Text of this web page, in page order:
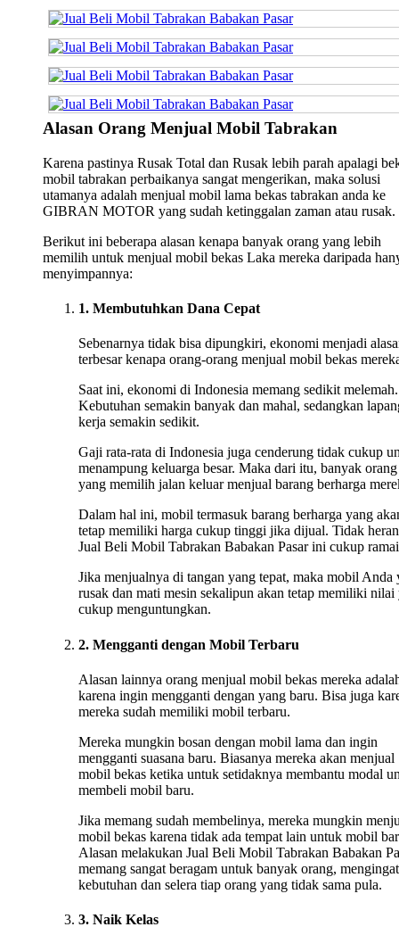
Alasan Orang Menjual Mobil Tabrakan
Karena pastinya Rusak Total dan Rusak lebih parah apalagi
mobil tabrakan perbaikanya sangat mengerikan, maka solusi
utamanya adalah menjual mobil lama bekas tabrakan anda ke
GIBRAN MOTOR yang sudah ketinggalan zaman atau rusak.
Berikut ini beberapa alasan kenapa banyak orang yang lebih
memilih untuk menjual mobil bekas Laka mereka daripada
menyimpannya:
1. Membutuhkan Dana Cepat
Sebenarnya tidak bisa dipungkiri, ekonomi menjadi
terbesar kenapa orang-orang menjual mobil bekas
Saat ini, ekonomi di Indonesia memang sedikit melemah.
Kebutuhan semakin banyak dan mahal, sedangkan
kerja semakin sedikit.
Gaji rata-rata di Indonesia juga cenderung tidak cukup
menampung keluarga besar. Maka dari itu, banyak orang
yang memilih jalan keluar menjual barang berharga
Dalam hal ini, mobil termasuk barang berharga yang
tetap memiliki harga cukup tinggi jika dijual. Tidak
Jual Beli Mobil Tabrakan Babakan Pasar ini cukup
Jika menjualnya di tangan yang tepat, maka mobil Anda
rusak dan mati mesin sekalipun akan tetap memiliki nilai
cukup menguntungkan.
2. Mengganti dengan Mobil Terbaru
Alasan lainnya orang menjual mobil bekas mereka
karena ingin mengganti dengan yang baru. Bisa juga
mereka sudah memiliki mobil terbaru.
Mereka mungkin bosan dengan mobil lama dan ingin
mengganti suasana baru. Biasanya mereka akan menjual
mobil bekas ketika untuk setidaknya membantu modal
membeli mobil baru.
Jika memang sudah membelinya, mereka mungkin
mobil bekas karena tidak ada tempat lain untuk mobil
Alasan melakukan Jual Beli Mobil Tabrakan Babakan
memang sangat beragam untuk banyak orang, mengingat
kebutuhan dan selera tiap orang yang tidak sama pula.
3. Naik Kelas